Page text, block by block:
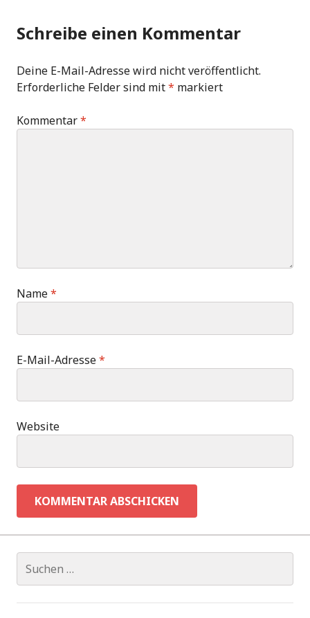
Schreibe einen Kommentar
Deine E-Mail-Adresse wird nicht veröffentlicht.
Erforderliche Felder sind mit* markiert
Kommentar*
Name*
E-Mail-Adresse*
Website
nach: